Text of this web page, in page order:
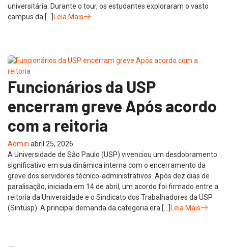
universitária. Durante o tour, os estudantes exploraram o vasto
campus da […]
Leia Mais
Funcionários da USP
encerram greve Após acordo
com a reitoria
Admin abril 25, 2026
A Universidade de São Paulo (USP) vivenciou um desdobramento
significativo em sua dinâmica interna com o encerramento da
greve dos servidores técnico-administrativos. Após dez dias de
paralisação, iniciada em 14 de abril, um acordo foi firmado entre a
reitoria da Universidade e o Sindicato dos Trabalhadores da USP
(Sintusp). A principal demanda da categoria era […]
Leia Mais